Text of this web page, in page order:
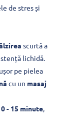
de stres și
scurtă a
lichidă.
pe pielea
cu un masaj
- 15 minute